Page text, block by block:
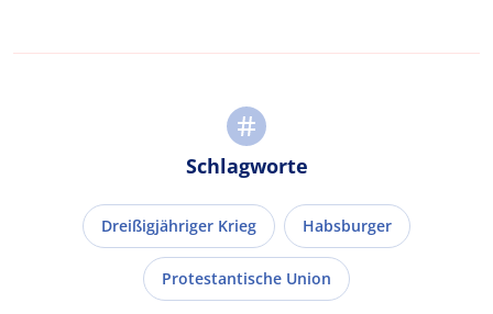
Schlagworte
Dreißigjähriger Krieg Habsburger
Protestantische Union